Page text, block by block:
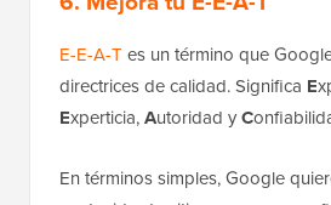
E-E-A-T es un término que
directrices de calidad. Significa E
Experticia,Autoridad yC
En términos simples, Google